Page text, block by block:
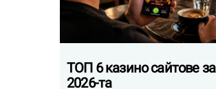
ТОП 6 казино сайтове за
2026-та